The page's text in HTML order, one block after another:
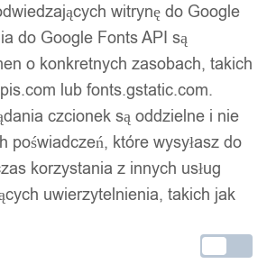
witrynę do Google
do Google Fonts API są
o konkretnych zasobach, takich
lub fonts.gstatic.com.
czcionek są oddzielne i nie
poświadczeń, które wysyłasz do
korzystania z innych usług
uwierzytelnienia, takich jak